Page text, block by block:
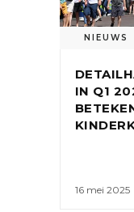
NIEUWS
IN Q1
16 mei 2025